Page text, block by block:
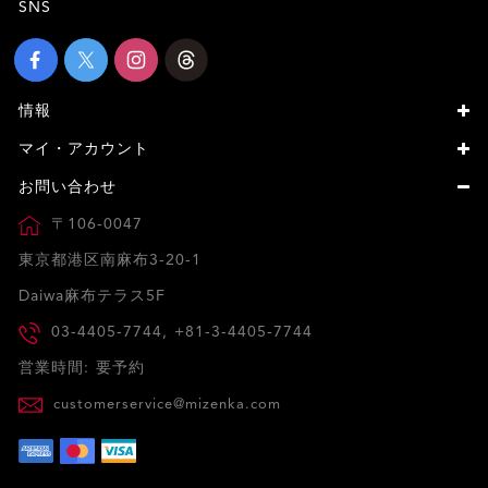
SNS
情報
マイ・アカウント
お問い合わせ
〒106-0047
東京都港区南麻布3-20-1
Daiwa麻布テラス5F
03-4405-7744, +81-3-4405-7744
営業時間: 要予約
customerservice@mizenka.com